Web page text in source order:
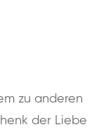
zu anderen
der Liebe